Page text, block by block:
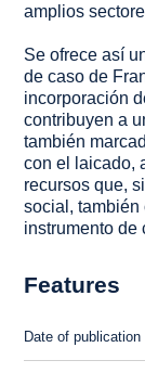
amplios
Se ofrece así
de caso de
incorporación
contribuyen a
también
con el laicado,
recursos que,
social,
instrumento de
Features
Date of publication